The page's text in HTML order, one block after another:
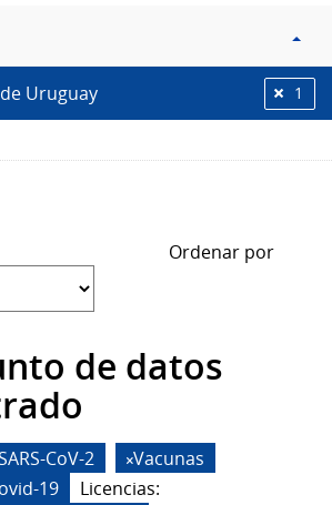
Uruguay 1
Ordenar por
de datos
CoV-2
Vacunas
19
Licencias: